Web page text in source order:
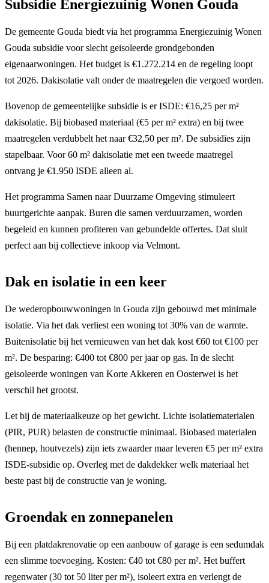
Subsidie Energiezuinig Wonen Gouda
De gemeente Gouda biedt via het programma Energiezuinig Wonen
Gouda subsidie voor slecht geisoleerde grondgebonden
eigenaarwoningen. Het budget is €1.272.214 en de regeling loopt
tot 2026. Dakisolatie valt onder de maatregelen die vergoed worden.
Bovenop de gemeentelijke subsidie is er ISDE: €16,25 per m²
dakisolatie. Bij biobased materiaal (€5 per m² extra) en bij twee
maatregelen verdubbelt het naar €32,50 per m². De subsidies zijn
stapelbaar. Voor 60 m² dakisolatie met een tweede maatregel
ontvang je €1.950 ISDE alleen al.
Het programma Samen naar Duurzame Omgeving stimuleert
buurtgerichte aanpak. Buren die samen verduurzamen, worden
begeleid en kunnen profiteren van gebundelde offertes. Dat sluit
perfect aan bij collectieve inkoop via Velmont.
Dak en isolatie in een keer
De wederopbouwwoningen in Gouda zijn gebouwd met minimale
isolatie. Via het dak verliest een woning tot 30% van de warmte.
Buitenisolatie bij het vernieuwen van het dak kost €60 tot €100 per
m². De besparing: €400 tot €800 per jaar op gas. In de slecht
geisoleerde woningen van Korte Akkeren en Oosterwei is het
verschil het grootst.
Let bij de materiaalkeuze op het gewicht. Lichte isolatiematerialen
(PIR, PUR) belasten de constructie minimaal. Biobased materialen
(hennep, houtvezels) zijn iets zwaarder maar leveren €5 per m² extra
ISDE-subsidie op. Overleg met de dakdekker welk materiaal het
beste past bij de constructie van je woning.
Groendak en zonnepanelen
Bij een platdakrenovatie op een aanbouw of garage is een sedumdak
een slimme toevoeging. Kosten: €40 tot €80 per m². Het buffert
regenwater (30 tot 50 liter per m²), isoleert extra en verlengt de